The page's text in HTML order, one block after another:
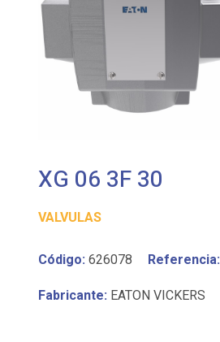
XG 06 3F 30
VALVULAS
Código: 626078 Referencia:
Fabricante: EATON VICKERS